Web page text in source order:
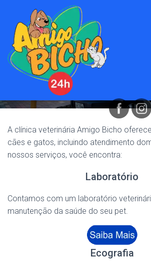
Serviços
A clínica veterinária Amigo Bicho
cães e gatos, incluindo atendimento
nossos serviços, você encontra:
Laboratório
Contamos com um laboratório
manutenção da saúde do seu pet.
Ecografia